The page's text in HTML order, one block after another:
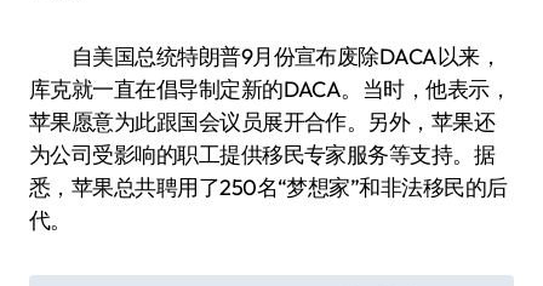
自美国总统特朗普9月份宣布废除DACA以来，
库克就一直在倡导制定新的DACA。当时，他表示，
苹果愿意为此跟国会议员展开合作。另外，苹果还
为公司受影响的职工提供移民专家服务等支持。据
悉，苹果总共聘用了250名“梦想家”和非法移民的后
代。